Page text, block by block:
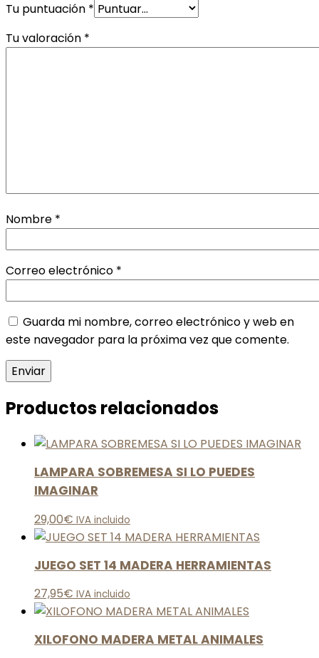
Tu puntuación *
Tu valoración *
Nombre *
Correo electrónico *
Guarda mi nombre, correo electrónico y web en
este navegador para la próxima vez que comente.
Productos relacionados
LAMPARA SOBREMESA SI LO PUEDES
IMAGINAR
29,00€ IVA incluido
JUEGO SET 14 MADERA HERRAMIENTAS
27,95€ IVA incluido
XILOFONO MADERA METAL ANIMALES